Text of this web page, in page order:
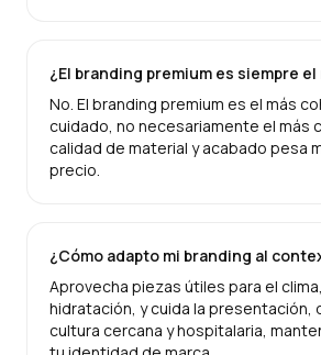
¿El branding premium es siempre el
No. El branding premium es el más
cuidado, no necesariamente el más
calidad de material y acabado pesa
precio.
¿Cómo adapto mi branding al
Aprovecha piezas útiles para el
hidratación, y cuida la presentación,
cultura cercana y hospitalaria,